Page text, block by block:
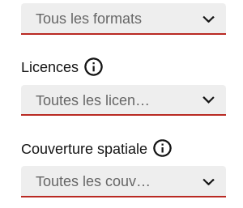
Tous les formats
Licences
Toutes les licences
Couverture spatiale
Toutes les couvertures